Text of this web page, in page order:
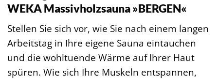
WEKA Massivholzsauna »BERGEN«
Stellen Sie sich vor, wie Sie nach einem langen
Arbeitstag in Ihre eigene Sauna eintauchen
und die wohltuende Wärme auf Ihrer Haut
spüren. Wie sich Ihre Muskeln entspannen,